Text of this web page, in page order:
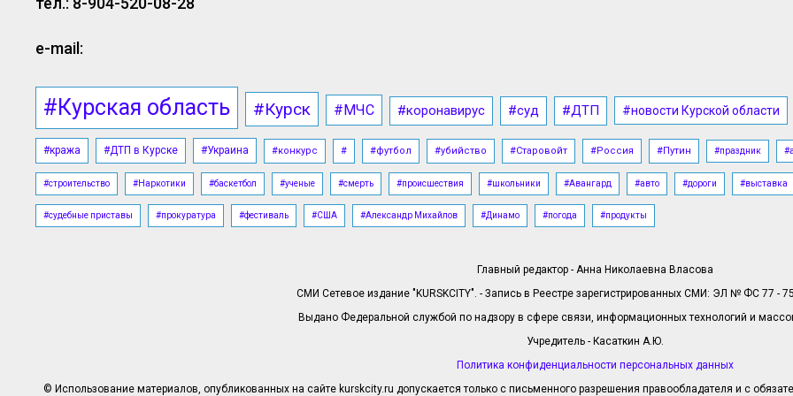
e-mail:
#Курская область #Курск #МЧС #коронавирус #суд #ДТП #новости Курской области
#кража #ДТП в Курске #Украина #конкурс # #футбол #убийство #Старовойт #Россия #Путин #праздник
#строительство #Наркотики #баскетбол #ученые #смерть #происшествия #школьники #Авангард #авто #дороги #выставка
#судебные приставы #прокуратура #фестиваль #США #Александр Михайлов #Динамо #погода #продукты
Главный редактор - Анна Николаевна Власова
СМИ Сетевое издание "KURSKCITY". - Запись в Реестре зарегистрированных СМИ: ЭЛ № ФС 77 -
Выдано Федеральной службой по надзору в сфере связи, информационных технологий и
Учредитель - Касаткин А.Ю.
Политика конфиденциальности персональных данных
© Использование материалов, опубликованных на сайте kurskcity.ru допускается только с письменного разрешения правообладателя и с